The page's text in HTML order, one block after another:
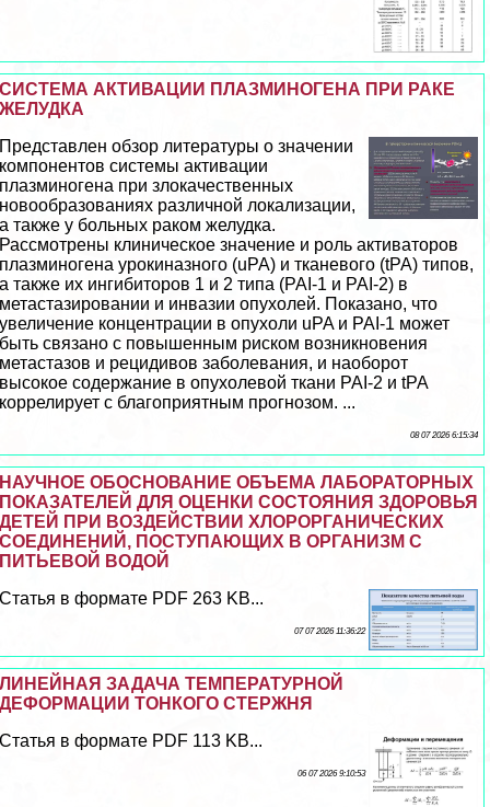
СИСТЕМА АКТИВАЦИИ ПЛАЗМИНОГЕНА ПРИ РАКЕ
ЖЕЛУДКА
Представлен обзор литературы о значении
компонентов системы активации
плазминогена при злокачественных
новообразованиях различной локализации,
а также у больных paком желудка.
Рассмотрены клиническое значение и роль активаторов
плазминогена урокиназного (uPA) и тканевого (tPA) типов,
а также их ингибиторов 1 и 2 типа (PAI-1 и PAI-2) в
метастазировании и инвазии опухолей. Показано, что
увеличение концентрации в опухоли uPA и PAI-1 может
быть связано с повышенным риском возникновения
метастазов и рецидивов заболевания, и наоборот
высокое содержание в опухолевой ткани PAI-2 и tPA
коррелирует с благоприятным прогнозом. ...
08 07 2026 6:15:34
НАУЧНОЕ ОБОСНОВАНИЕ ОБЪЕМА ЛАБОРАТОРНЫХ
ПОКАЗАТЕЛЕЙ ДЛЯ ОЦЕНКИ СОСТОЯНИЯ ЗДОРОВЬЯ
ДЕТЕЙ ПРИ ВОЗДЕЙСТВИИ ХЛОРОРГАНИЧЕСКИХ
СОЕДИНЕНИЙ, ПОСТУПАЮЩИХ В ОРГАНИЗМ С
ПИТЬЕВОЙ ВОДОЙ
Статья в формате PDF 263 KB...
07 07 2026 11:36:22
ЛИНЕЙНАЯ ЗАДАЧА ТЕМПЕРАТУРНОЙ
ДЕФОРМАЦИИ ТОНКОГО СТЕРЖНЯ
Статья в формате PDF 113 KB...
06 07 2026 9:10:53